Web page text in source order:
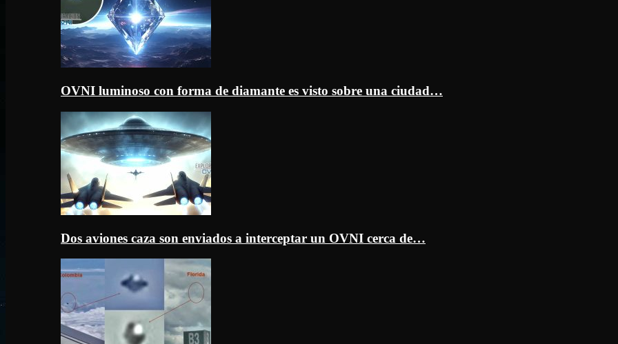
OVNI luminoso con forma de diamante es visto sobre una ciudad…
Dos aviones caza son enviados a interceptar un OVNI cerca de…